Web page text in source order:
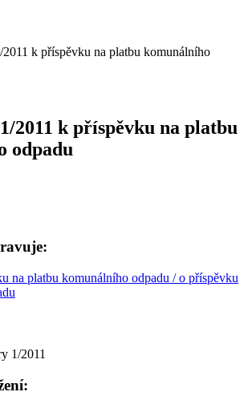
2011 k příspěvku na platbu komunálního
2011 k příspěvku na platbu
odpadu
na platbu komunálního odpadu / o příspěvku
1/2011